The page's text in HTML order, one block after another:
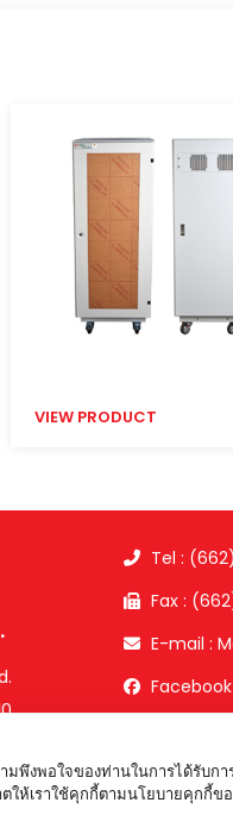
VIEW PRODUCT
Tel :
Fax :
E-mail :
งพอใจของท่านในการได้รับกา
ให้เราใช้คุกกี้ตามนโยบายคุก